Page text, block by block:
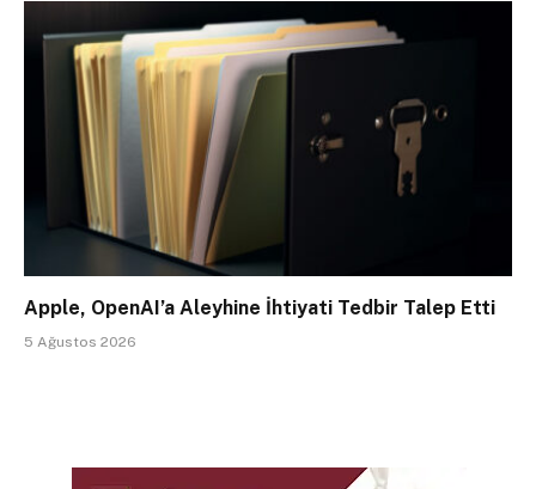
Apple, OpenAI’a Aleyhine İhtiyati Tedbir Talep Etti
5 Ağustos 2026